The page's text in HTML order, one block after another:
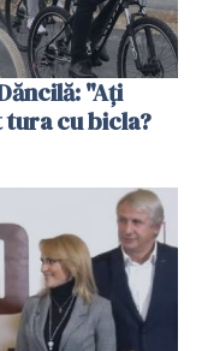
"Ați
cu bicla?